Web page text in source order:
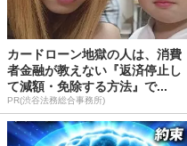
カードローン地獄の人は、消費
者金融が教えない『返済停止し
て減額・免除する方法』で...
PR(渋谷法務総合事務所)